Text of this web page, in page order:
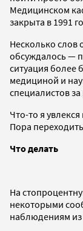
Медицинском
закрыта в 1991
Несколько слов
обсуждалось —
ситуация более
медициной и
специалистов
Что-то я
Пора
Что делать
На
некоторыми
наблюдениям из